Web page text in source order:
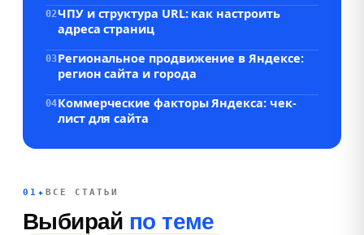
02ЧПУ и структура URL: как настроить
адреса страниц
03Региональное продвижение в Яндексе:
регион сайта и города
04Коммерческие факторы Яндекса: чек-
лист для сайта
01 ✦ ВСЕ СТАТЬИ
Выбирай по теме